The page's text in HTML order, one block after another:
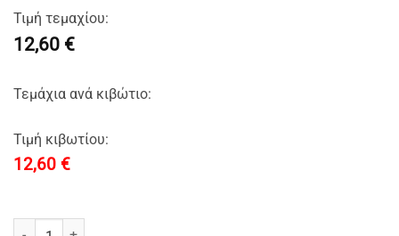
Τιμή τεμαχίου:
12,60 €
Τεμάχια ανά κιβώτιο:
Τιμή κιβωτίου:
12,60 €
ΣΕΝΤΟΝΙ ΜΟΝΟ 170Χ280 ΒΑΜΒΑΚΟΣΑΤΕΝ ΡΙΓΕ 1cm 100%